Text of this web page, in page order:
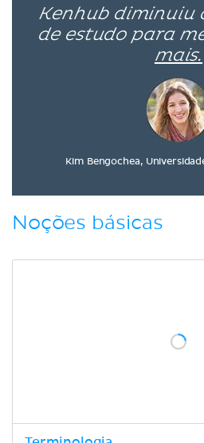
Kenhub diminuiu
de estudo para
mais.
Kim Bengochea,
Noções básicas